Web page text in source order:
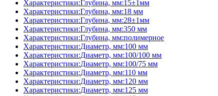
Характеристики:Глубина, мм:15±1мм
Характеристики:Глубина, мм:18 мм
Характеристики:Глубина, мм:28±1мм
Характеристики:Глубина, мм:350 мм
Характеристики:Глубина, мм:полимерное
Характеристики:Диаметр, мм:100 мм
Характеристики:Диаметр, мм:100/100 мм
Характеристики:Диаметр, мм:100/75 мм
Характеристики:Диаметр, мм:110 мм
Характеристики:Диаметр, мм:120 мм
Характеристики:Диаметр, мм:125 мм